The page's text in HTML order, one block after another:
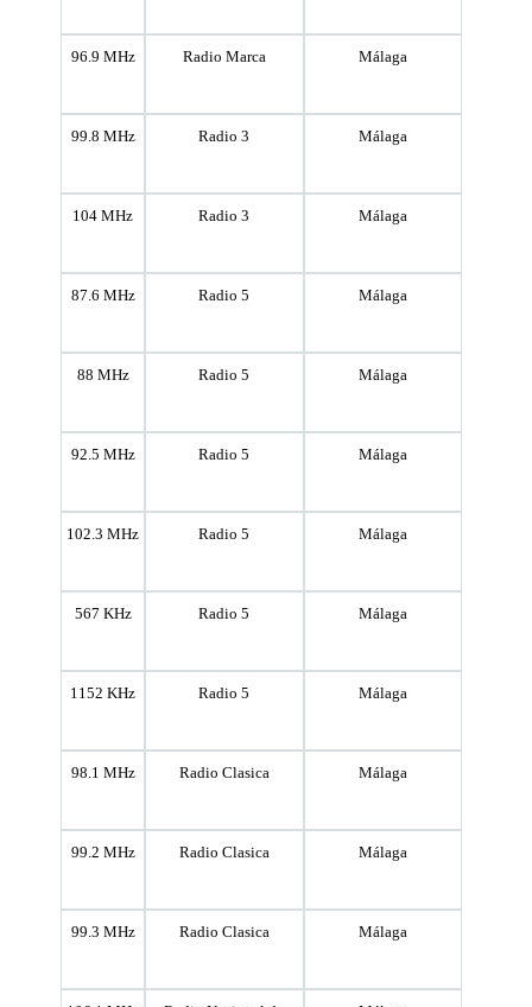
96.9 MHz Radio Marca Málaga
99.8 MHz Radio 3 Málaga
104 MHz Radio 3 Málaga
87.6 MHz Radio 5 Málaga
88 MHz Radio 5 Málaga
92.5 MHz Radio 5 Málaga
102.3 MHz Radio 5 Málaga
567 KHz Radio 5 Málaga
1152 KHz Radio 5 Málaga
98.1 MHz Radio Clasica Málaga
99.2 MHz Radio Clasica Málaga
99.3 MHz Radio Clasica Málaga